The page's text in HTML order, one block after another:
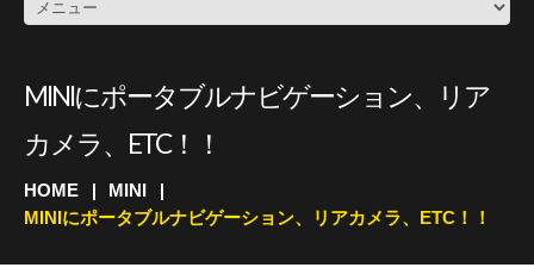
MINIにポータブルナビゲーション、リア
カメラ、ETC！！
HOME
MINI
MINIにポータブルナビゲーション、リアカメラ、ETC！！